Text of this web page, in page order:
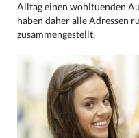
Alltag einen wohltuenden
haben daher alle Adressen
zusammengestellt.